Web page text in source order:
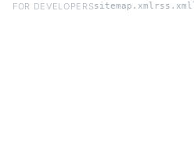
FOR DEVELOPERSsitemap.xml rss.xml